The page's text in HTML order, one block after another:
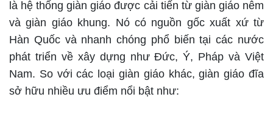
là hệ thống giàn giáo được cải tiến từ giàn giáo nêm
và giàn giáo khung. Nó có nguồn gốc xuất xứ từ
Hàn Quốc và nhanh chóng phổ biến tại các nước
phát triển về xây dựng như Đức, Ý, Pháp và Việt
Nam. Sovới các loại giàn giáo khác, giàn giáo đĩa
sở hữu nhiều ưu điểm nổi bật như: